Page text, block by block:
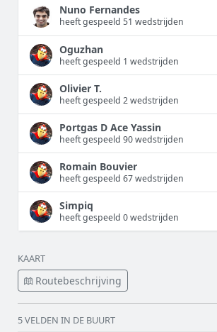
Nuno Fernandes
heeft gespeeld 51 wedstrijden
Oguzhan
heeft gespeeld 1 wedstrijden
Olivier T.
heeft gespeeld 2 wedstrijden
Portgas D Ace Yassin
heeft gespeeld 90 wedstrijden
Romain Bouvier
heeft gespeeld 67 wedstrijden
Simpiq
heeft gespeeld 0 wedstrijden
KAART
Routebeschrijving
5 VELDEN IN DE BUURT